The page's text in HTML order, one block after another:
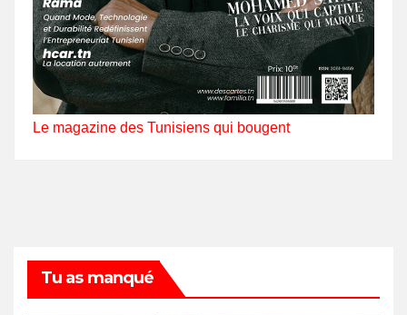
Le magazine des Tunisiens qui bougent
Tu as manqué